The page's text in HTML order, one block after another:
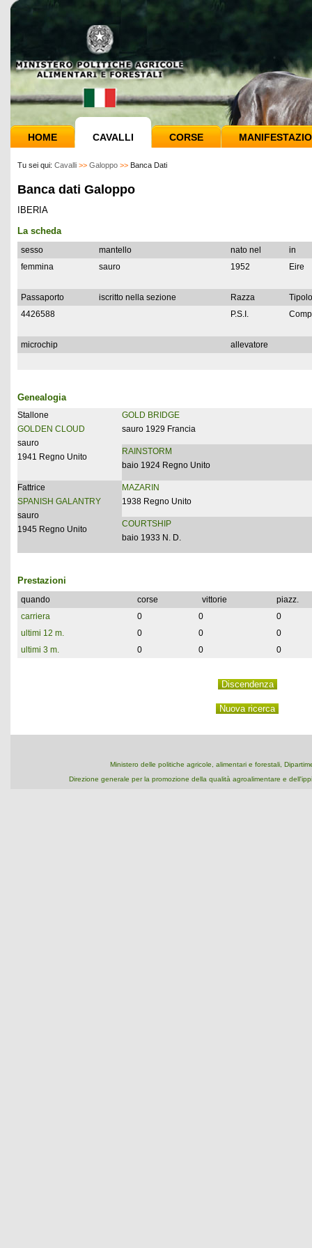
HOME CAVALLI CORSE
Tu sei qui: Cavalli >> Galoppo >> Banca Dati
Banca dati Galoppo
IBERIA
La scheda
sesso mantello nato nel
in
femmina
sauro 1952 Eire
Passaporto iscritto nella sezione Razza
4426588
P.S.I.
microchip allevatore
Genealogia
Stallone
GOLDEN CLOUD
sauro
1941 Regno Unito
GOLD BRIDGE
sauro 1929 Francia
RAINSTORM
baio 1924 Regno Unito
Fattrice
SPANISH GALANTRY
sauro
1945 Regno Unito
MAZARIN
1938 Regno Unito
COURTSHIP
baio 1933 N. D.
Prestazioni
quando corse vittorie
piazz.
carriera
0 0
0
ultimi 12 m.
0 0
0
ultimi 3 m.
0 0 0
Ministero delle politiche agricole, alimentari e forestali,
Direzione generale per la promozione della qualità agroalimentare e